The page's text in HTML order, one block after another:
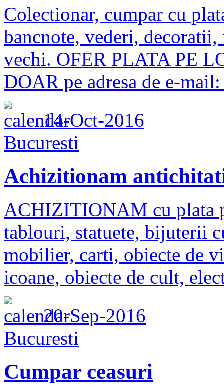
Colectionar, cumpar cu
bancnote, vederi,
vechi. OFER PLATA PE
DOAR pe adresa de e-
14-Oct-2016
Bucuresti
Achizitionam
ACHIZITIONAM cu plata
tablouri, statuete, bijuterii
mobilier, carti, obiecte de
icoane, obiecte de cult,
20-Sep-2016
Bucuresti
Cumpar ceasuri